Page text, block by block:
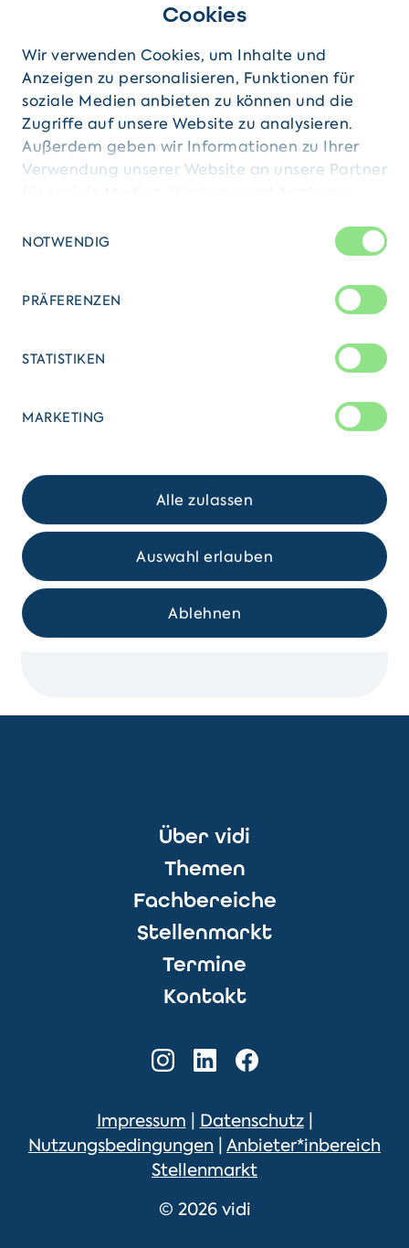
Cookies
Wir verwenden Cookies, um Inhalte und
Anzeigen zu personalisieren, Funktionen für
soziale Medien anbieten zu können und die
Zugriffe auf unsere Website zu analysieren.
Außerdem geben wir Informationen zu Ihrer
Verwendung unserer Website an unsere Partner
Informationen möglicherweise mit weiteren
Daten zusammen, die Sie ihnen bereitgestellt
haben oder die sie im Rahmen Ihrer Nutzung
der Dienste gesammelt haben.
NOTWENDIG
PRÄFERENZEN
STATISTIKEN
MARKETING
Alle zulassen
Auswahl erlauben
Ablehnen
Ich habe die
Datenschutzbestimmungzur
Kenntnis genommen.
Absenden
Verband Internationale
Meckenheimer Allee 67-69, 53115
Fax:
info@internationaledienste.de
Unsere Bürozeiten
Montag – Donnerstag: 09:00 –
Freitag: 09:00 – 15:00 Uhr
Über vidi
Themen
Fachbereiche
Stellenmarkt
Termine
Kontakt
Impressum | Datenschutz|
Nutzungsbedingungen | Anbieter*inbereich
Stellenmarkt
© 2026 vidi